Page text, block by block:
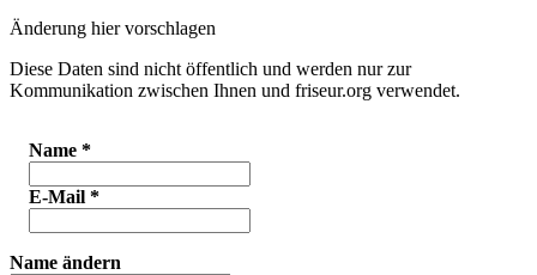
Änderung hier vorschlagen
Diese Daten sind nicht öffentlich und werden nur zur
Kommunikation zwischen Ihnen und friseur.org verwendet.
Name *
E-Mail *
Name ändern